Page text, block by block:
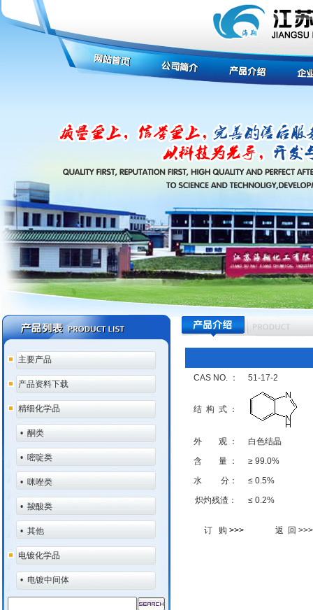
主要产品
产品资料下载
精细化学品
• 酮类
• 嘧啶类
• 咪唑类
• 羧酸类
• 其他
电镀化学品
• 电镀中间体
CAS NO. ： 51-17-2
结 构 式 ：
外 观 ：
白色结晶
含 量 ：
≥ 99.0%
水 分：
≤ 0.5%
炽灼残渣：
≤ 0.2%
订 购 >>> 返 回 >>>